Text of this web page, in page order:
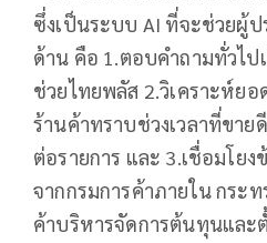
ซึ่งเป็นระบบ AI ที่จะช่วยผู้ป
ด้าน คือ 1.ตอบคำถามทั่วไป
ช่วยไทยพลัส 2.วิเคราะห์ย
ร้านค้าทราบช่วงเวลาที่ขา
ต่อรายการ และ 3.เชื่อมโย
จากกรมการค้าภายใน กระ
ค้าบริหารจัดการต้นทุนและ